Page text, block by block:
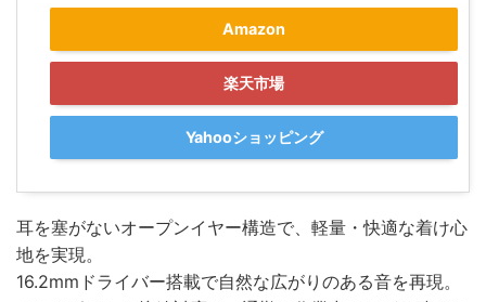
Amazon
楽天市場
Yahooショッピング
耳を塞がないオープンイヤー構造で、軽量・快適な着け心
地を実現。
16.2mmドライバー搭載で自然な広がりのある音を再現。